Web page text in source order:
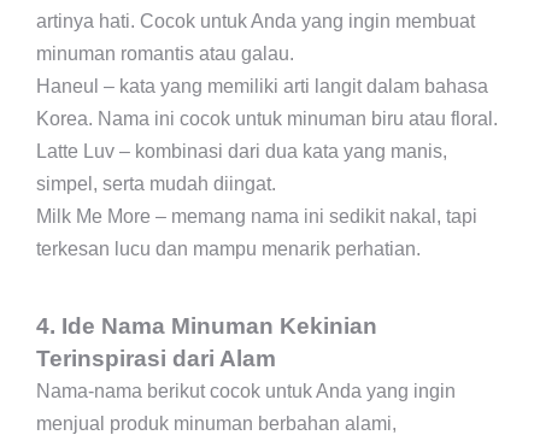
artinya hati. Cocok untuk Anda yang ingin membuat
minuman romantis atau galau.
Haneul – kata yang memiliki arti langit dalam bahasa
Korea. Nama ini cocok untuk minuman biru atau floral.
Latte Luv – kombinasi dari dua kata yang manis,
simpel, serta mudah diingat.
Milk Me More – memang nama ini sedikit nakal, tapi
terkesan lucu dan mampu menarik perhatian.
4. Ide Nama Minuman Kekinian
Terinspirasi dari Alam
Nama-nama berikut cocok untuk Anda yang ingin
menjual produk minuman berbahan alami,